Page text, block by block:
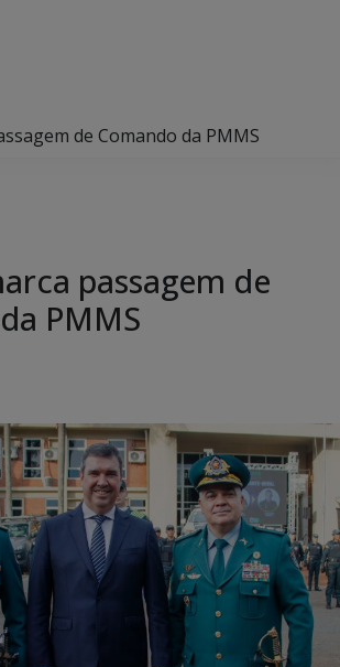
de Comando da PMMS
passagem de
PMMS